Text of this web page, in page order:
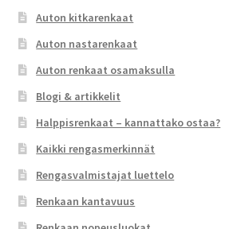
Auton kitkarenkaat
Auton nastarenkaat
Auton renkaat osamaksulla
Blogi & artikkelit
Halppisrenkaat – kannattako ostaa?
Kaikki rengasmerkinnät
Rengasvalmistajat luettelo
Renkaan kantavuus